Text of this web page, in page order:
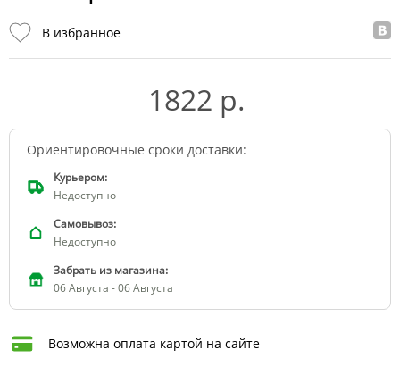
В избранное
1822 р.
Ориентировочные сроки доставки:
Курьером:
Недоступно
Самовывоз:
Недоступно
Забрать из магазина:
06 Августа - 06 Августа
Возможна оплата картой на сайте